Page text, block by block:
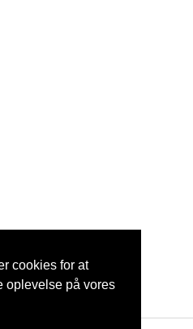
cookies for at
oplevelse på vores